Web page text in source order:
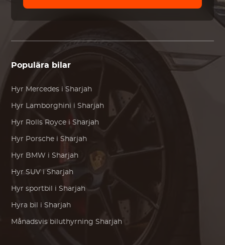
Populära bilar
Hyr Mercedes i Sharjah
Hyr Lamborghini i Sharjah
Hyr Rolls Royce i Sharjah
Hyr Porsche i Sharjah
Hyr BMW i Sharjah
Hyr SUV i Sharjah
Hyr sportbil i Sharjah
Hyra bil i Sharjah
Månadsvis biluthyrning Sharjah